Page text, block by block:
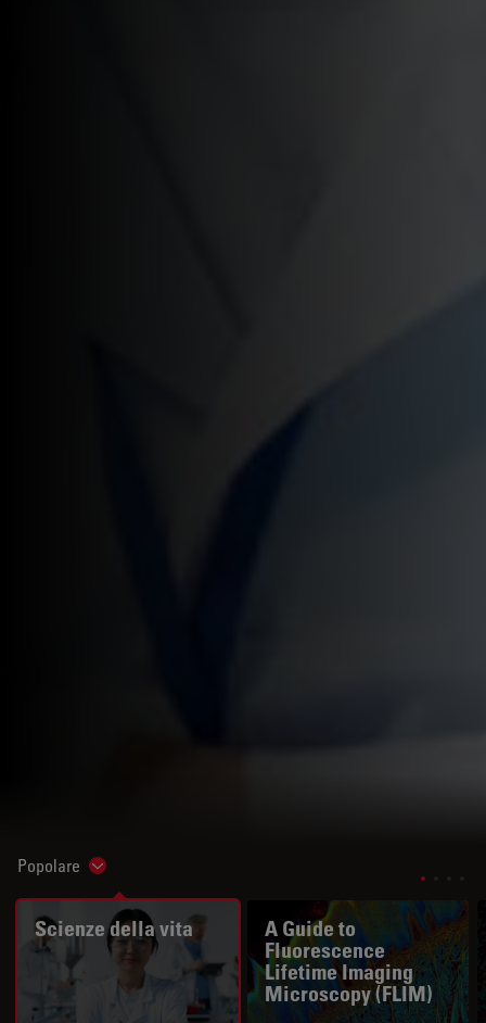
Popolare Show subnavigation
Scienze della vita
A Guide to
Fluorescence
Lifetime Imaging
Microscopy (FLIM)